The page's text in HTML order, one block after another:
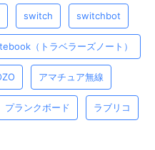
switch switchbot
（トラベラーズノート）
アマチュア無線
プランクボード ラブリコ